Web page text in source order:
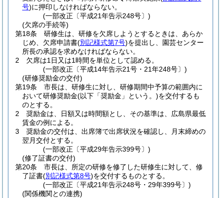
号)に押印しなければならない。
(一部改正〔平成21年告示248号〕)
(欠席の手続等)
第18条
研修生は、研修を欠席しようとするときは、あらか
じめ、欠席申請書(別記様式第7号)を提出し、園芸センター
所長の承認を求めなければならない。
2
欠席は1日又は1時間を単位として認める。
(一部改正〔平成14年告示21号・21年248号〕)
(研修奨励金の交付)
第19条
市長は、研修生に対し、研修期間中予算の範囲内に
おいて研修奨励金(以下「奨励金」という。)を交付するも
のとする。
2
奨励金は、日額又は時間額とし、その基準は、広島県最低
賃金の例による。
3
奨励金の交付は、出席簿で出席状況を確認し、月末締めの
翌月交付とする。
(一部改正〔平成29年告示399号〕)
(修了証書の交付)
第20条
市長は、所定の研修を修了した研修生に対して、修
了証書(別記様式第8号)を交付するものとする。
(一部改正〔平成21年告示248号・29年399号〕)
(関係機関との連携)